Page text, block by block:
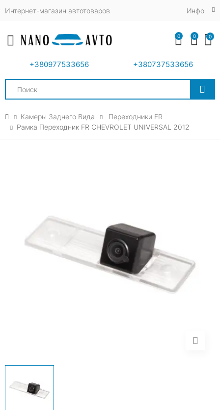
Интернет-магазин автотоваров Инфо
Toggle mobile menu
+380977533656 +380737533656
Search
0 0 0
Камеры Заднего Вида
Переходники FR
Рамка Переходник FR CHEVROLET UNIVERSAL 2012